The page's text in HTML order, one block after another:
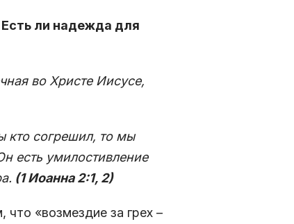
Есть ли надежда для
во Христе Иисусе,
кто согрешил, то мы
есть умилостивление
(1 Иоанна 2:1, 2)
«возмездие за грех –